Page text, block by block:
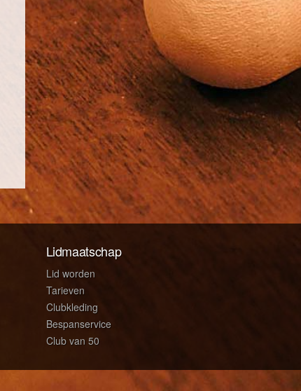
Lidmaatschap
Lid worden
Tarieven
Clubkleding
Bespanservice
Club van 50